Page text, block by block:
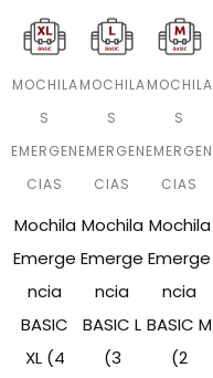
MOCHILA
S
EMERGEN
CIAS
Mochila
Emerge
ncia
BASIC
XL (4
MOCHILA
S
EMERGEN
CIAS
Mochila
Emerge
ncia
BASIC L
(3
MOCHILA
S
EMERGEN
CIAS
Mochila
Emerge
ncia
BASIC M
(2